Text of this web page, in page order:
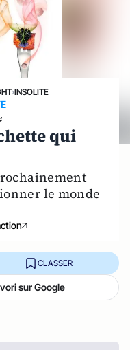
›INSOLITE
qui
le monde
CLASSER
sur Google